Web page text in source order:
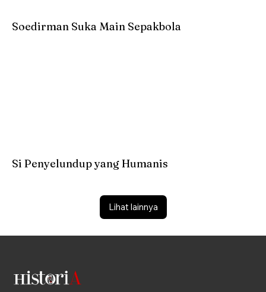
Lihat lainnya
Soedirman Suka Main Sepakbola
Si Penyelundup yang Humanis